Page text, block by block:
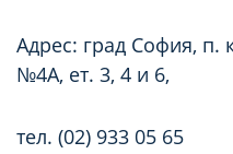
Адрес: град София, п.
№4А, ет. 3, 4 и 6,
тел. (02) 933 05 65